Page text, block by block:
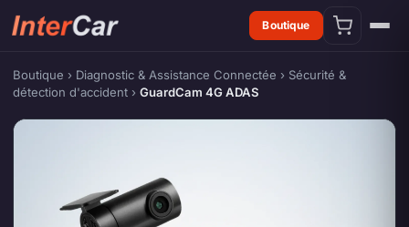
Boutique
Boutique › Diagnostic & Assistance Connectée › Sécurité &
détection d'accident › GuardCam 4G ADAS